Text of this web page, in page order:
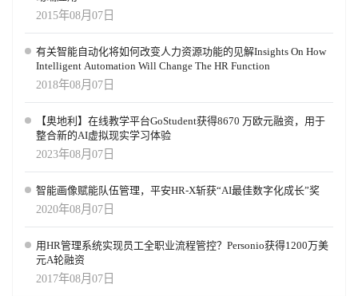
2015年08月07日
有关智能自动化将如何改变人力资源功能的见解Insights On How
Intelligent Automation Will Change The HR Function
2018年08月07日
【奥地利】在线教学平台GoStudent获得8670 万欧元融资，用于
整合新的AI虚拟现实学习体验
2023年08月07日
智能画像赋能队伍管理，平安HR-X斩获“AI最佳数字化成长”奖
2020年08月07日
用HR管理系统实现员工全职业流程管控？Personio获得1200万美
元A轮融资
2017年08月07日